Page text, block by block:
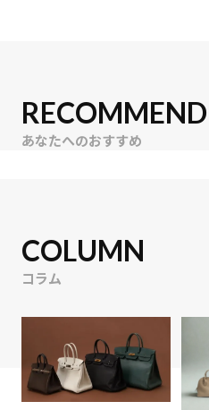
RECOMMEND
あなたへのおすすめ
COLUMN
コラム